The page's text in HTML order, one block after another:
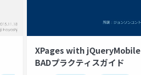
XPages with jQueryMobile
BADプラクティスガイド